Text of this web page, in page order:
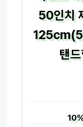
50인치
탠